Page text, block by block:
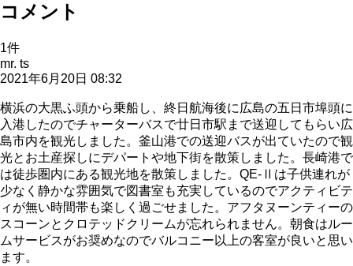
コメント
1件
mr. ts
2021年6月20日 08:32
横浜の大黒ふ頭から乗船し、終日航海後に広島の五日市埠頭に
入港したのでチャーターバスで廿日市駅まで送迎してもらい広
島市内を観光しました。釜山港での送迎バスが出ていたので観
光とお土産探しにデパートや地下街を散策しました。長崎港で
は徒歩圏内にある観光地を散策しました。QE-Ⅱは子供連れが
少なく静かな雰囲気で図書室も充実しているのでアクティビテ
ィが無い時間帯も楽しく過ごせました。アフタヌーンティーの
スコーンとクロテッドクリームが忘れられません。朝食はルー
ムサービスがお奨めなのでバルコニー以上の客室が良いと思い
ます。